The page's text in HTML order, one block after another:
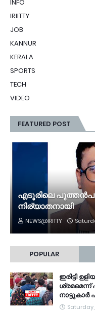
INFO
IRIITTY
JOB
KANNUR
KERALA
SPORTS
TECH
VIDEO
FEATURED POST
എടൂരിലെ
നിര്യാതനായി
NEWS@IRITTY
POPULAR
ഇരിട്ടി
നാട്ടുകാർ